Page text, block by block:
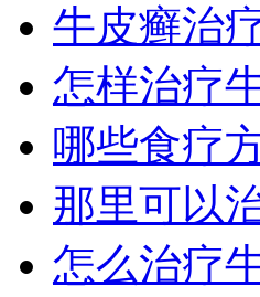
牛皮癣治
怎样治疗
哪些食疗
那里可以
怎么治疗